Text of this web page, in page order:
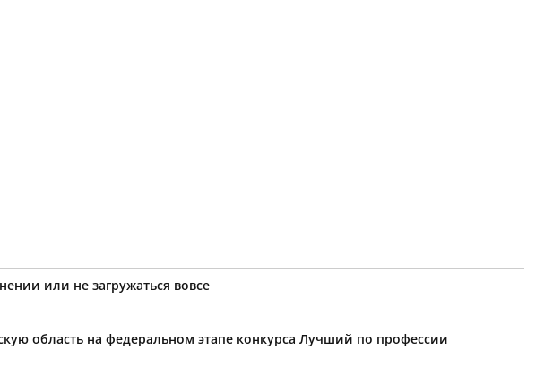
или не загружаться вовсе
область на федеральном этапе конкурса Лучший по профессии